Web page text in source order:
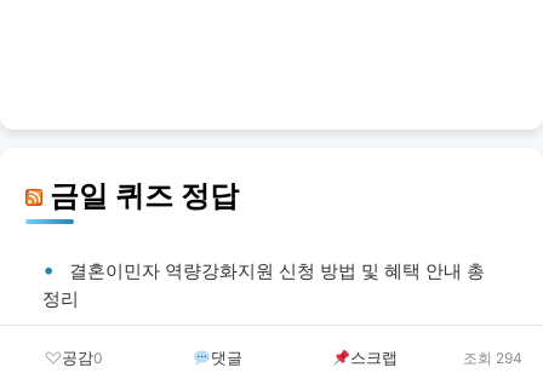
금일 퀴즈 정답
결혼이민자 역량강화지원 신청 방법 및 혜택 안내 총
정리
지역디지털성범죄피해자지원센터 신청 방법 및 혜택
공감0 댓글 스크랩 조회 294